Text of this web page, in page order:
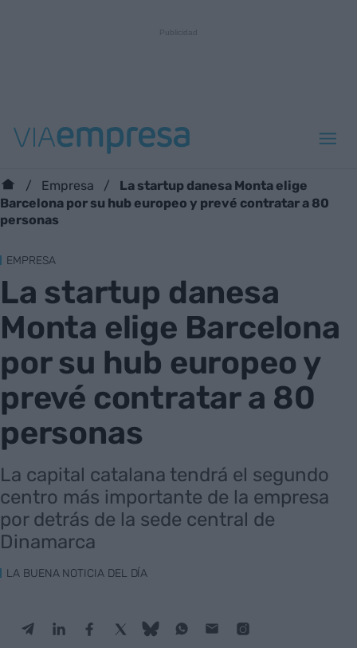
Empresa
La startup danesa Monta elige
Barcelona por su hub europeo y prevé contratar a 80
personas
EMPRESA
La startup danesa
Monta elige Barcelona
por su hub europeo y
prevé contratar a 80
personas
La capital catalana tendrá el segundo
centro más importante de la empresa
por detrás de la sede central de
Dinamarca
LA BUENA NOTICIA DEL DÍA